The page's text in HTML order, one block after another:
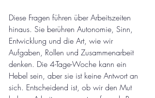
Diese Fragen führen über Arbeitszeiten
hinaus. Sie berühren Autonomie, Sinn,
Entwicklung und die Art, wie wir
Aufgaben, Rollen und Zusammenarbeit
denken. Die 4-Tage-Woche kann ein
Hebel sein, aber sie ist keine Antwort an
sich. Entscheidend ist, ob wir den Mut